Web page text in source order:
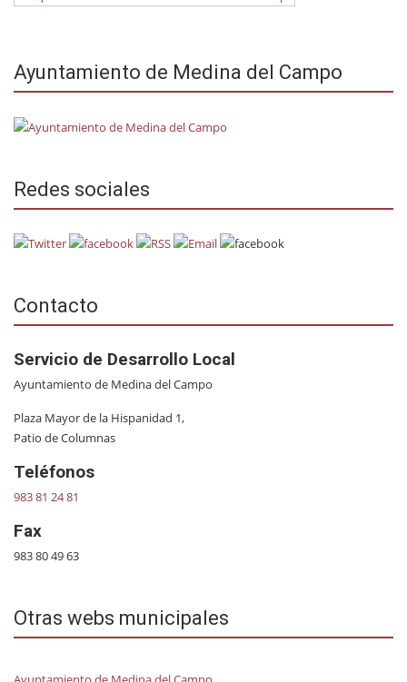
Ayuntamiento de Medina del Campo
Redes sociales
Contacto
Servicio de Desarrollo Local
Ayuntamiento de Medina del Campo
Plaza Mayor de la Hispanidad 1,
Patio de Columnas
Teléfonos
983 81 24 81
Fax
983 80 49 63
Otras webs municipales